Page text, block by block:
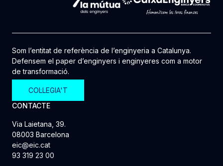
Som l’entitat de referència de l’enginyeria a Catalunya.
Defensem el paper d’enginyers i enginyeres com a motor
de transformació.
COL·LEGIA'T
CONTACTE
Via Laietana, 39.
08003 Barcelona
eic@eic.cat
93 319 23 00